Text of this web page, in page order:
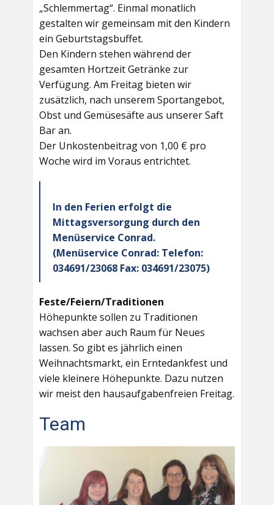
„Schlemmertag“. Einmal monatlich
gestalten wir gemeinsam mit den Kindern
ein Geburtstagsbuffet.
Den Kindern stehen während der
gesamten Hortzeit Getränke zur
Verfügung. Am Freitag bieten wir
zusätzlich, nach unserem Sportangebot,
Obst und Gemüsesäfte aus unserer Saft
Bar an.
Der Unkostenbeitrag von 1,00 € pro
Woche wird im Voraus entrichtet.
In den Ferien erfolgt die
Mittagsversorgung durch den
Menüservice Conrad.
(Menüservice Conrad: Telefon:
034691/23068 Fax: 034691/23075)
Feste/Feiern/Traditionen
Höhepunkte sollen zu Traditionen
wachsen aber auch Raum für Neues
lassen. So gibt es jährlich einen
Weihnachtsmarkt, ein Erntedankfest und
viele kleinere Höhepunkte. Dazu nutzen
wir meist den hausaufgabenfreien Freitag.
Team